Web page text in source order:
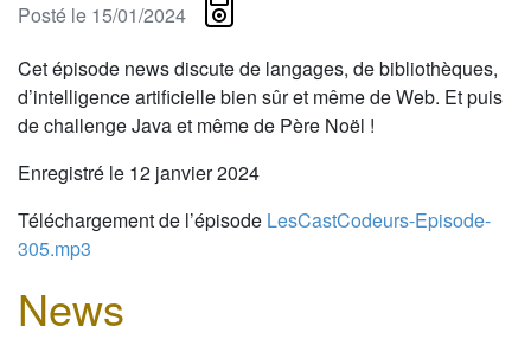
Posté le 15/01/2024
Cet épisode news discute de langages, de bibliothèques,
d’intelligence artificielle bien sûr et même de Web. Et puis
de challenge Java et même de Père Noël !
Enregistré le 12 janvier 2024
Téléchargement de l’épisode LesCastCodeurs-Episode-
305.mp3
News